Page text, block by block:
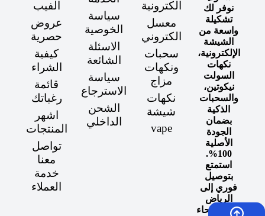
نوفر لك
تشكيلة
واسعة من
الشيشة
الإلكترونية،
نكهات
السولت
نيكوتين،
والسحبات
الذكية
بضمان
الجودة
الأصلية
100%.
استمتع
بتوصيل
فوري إلى
الرياض
وجميع أنحاء
الكترونية
معسل
الكتروني
سحبات
ونكهات
مزاج
نكهات
شيشة
vape
سياسة
الخوصية
الاسئلة
الشائعة
سياسة
الاسترجاع
الشحن
الداخلي
الفيب
عروض
حصرية
كيفية
الشراء
قائمة
رغباتك
اشهر
المنتجات
تواصل
معنا
خدمة
العملاء